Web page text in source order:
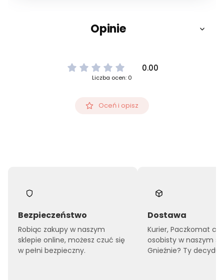
Opinie
0.00
Liczba ocen: 0
Oceń i opisz
Bezpieczeństwo
Robiąc zakupy w naszym
sklepie online, możesz czuć się
w pełni bezpieczny.
Dostawa
Kurier, Paczkomat
osobisty w naszym
Gnieźnie? Ty